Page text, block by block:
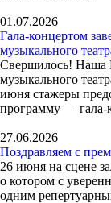
01.07.2026
Гала-концертом
музыкального
Свершилось! Наша
музыкального
июня стажеры
программу — гала-
27.06.2026
Поздравляем с
26 июня на сцене
о котором с
одним